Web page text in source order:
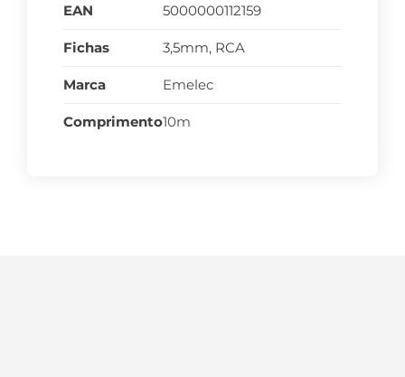
EAN 5000000112159
Fichas 3,5mm, RCA
Marca Emelec
Comprimento10m